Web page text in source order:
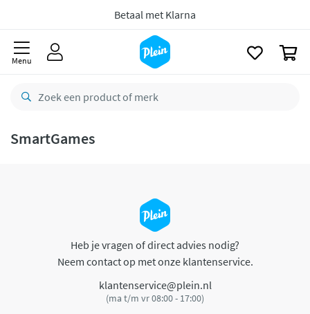
Betaal met Klarna
Menu
SmartGames
Heb je vragen of direct advies nodig?
Neem contact op met onze klantenservice.
klantenservice@plein.nl
(ma t/m vr 08:00 - 17:00)